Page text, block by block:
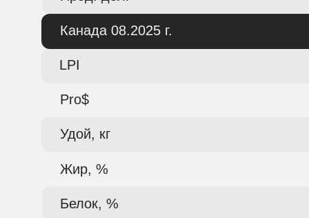
Белок, %
Жир, %
Удой, кг
Pro$
LPI
Канада 08.2025 г.